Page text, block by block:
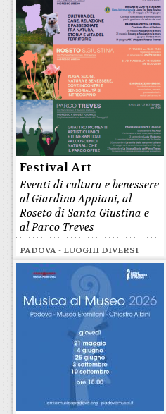
Festival Art
Eventi di cultura e benessere
al Giardino Appiani, al
Roseto di Santa Giustina e
al Parco Treves
PADOVA - LUOGHI DIVERSI